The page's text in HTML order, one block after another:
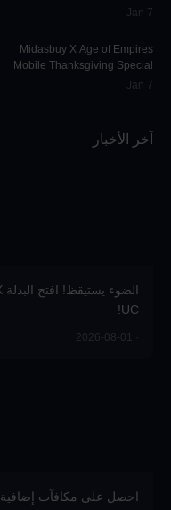
Jan 7
Midasbuy X Age of Empires
Mobile Thanksgiving Special
Live — Preview Now!
Jan 7
آخر الأخبار
UC!
احصل على مكافآت